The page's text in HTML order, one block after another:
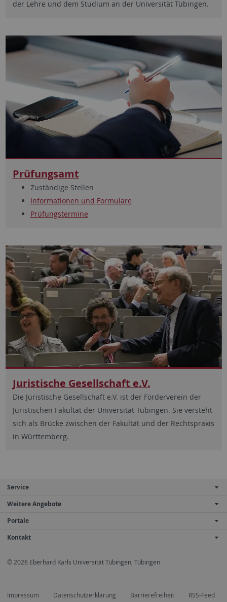
der Lehre und dem Studium an der Universität Tübingen.
Prüfungsamt
Zuständige Stellen
Informationen und Formulare
Prüfungstermine
Juristische Gesellschaft e.V.
Die Juristische Gesellschaft e.V. ist der Förderverein der
Juristischen Fakultät der Universität Tübingen. Sie versteht
sich als Brücke zwischen der Fakultät und der Rechtspraxis
in Württemberg.
Service
Weitere Angebote
Portale
Kontakt
© 2026 Eberhard Karls Universität Tübingen, Tübingen
Impressum Datenschutzerklärung Barrierefreiheit RSS-Feed